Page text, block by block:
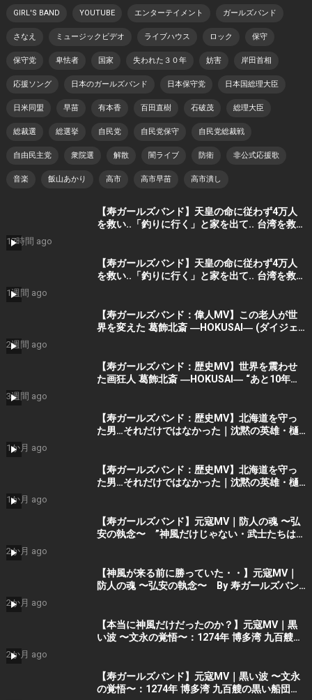
GIRL'S BAND YOUTUBE エンターテイメント ガールズバンド
さなえ ミュージックビデオ ライブハウス ロック 保守
保守党 卑怯者 国家 失われた３０年 妨害 岸田首相
応援ソング 日本のガールズバンド 日本保守党 日本国総理大臣
日米同盟 早苗 有本香 百田直樹 石破茂 総理大臣
総裁選 総選挙 自民党 自民党保守 自民党総裁戦
自由民主党 衆院選 解散 闇ライブ 防衛 非公式応援歌
音楽 飯山あかり 高市 高市早苗 高市潰し
【寿ガールズバンド】天皇の命に従わず4万人
を救い..「釣りに行く」と家を出て.. 台湾を救っ
17時間 ago
【寿ガールズバンド】天皇の命に従わず4万人
を救い..「釣りに行く」と家を出て.. 台湾を救っ
1週間 ago
【寿ガールズバンド：偉人MV】この老人が世
界を変えた 葛飾北斎 ―HOKUSAI― (ダイジェ
2週間 ago
【寿ガールズバンド：歴史MV】世界を震わせ
た画狂人 葛飾北斎 ―HOKUSAI― “あと10年く
3週間 ago
【寿ガールズバンド：歴史MV】北海道を守っ
た男…それだけではなかった｜沈黙の英雄・樋
1か月 ago
【寿ガールズバンド：歴史MV】北海道を守っ
た男…それだけではなかった｜沈黙の英雄・樋
1か月 ago
【寿ガールズバンド】元寇MV｜防人の魂 〜弘
安の執念〜 ”神風だけじゃない・武士たちはも
2か月 ago
【神風が来る前に勝っていた・・】元寇MV｜
防人の魂 〜弘安の執念〜 By 寿ガールズバン
2か月 ago
【本当に神風だけだったのか？】元寇MV｜黒
い波 〜文永の覚悟〜：1274年 博多湾 九百艘の
2か月 ago
【寿ガールズバンド】元寇MV｜黒い波 〜文永
の覚悟〜：1274年 博多湾 九百艘の黒い船団に